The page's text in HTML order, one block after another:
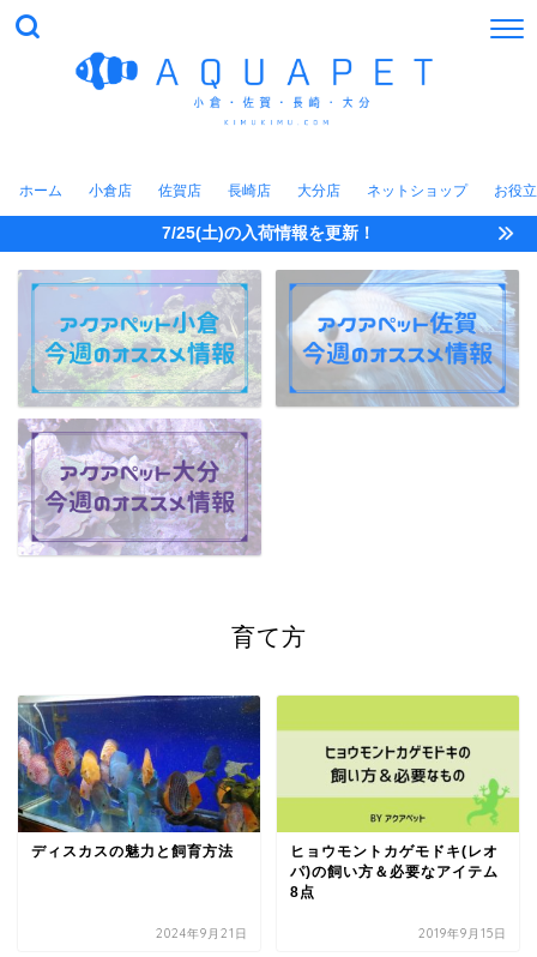
ホーム 小倉店 佐賀店 長崎店 大分店 ネットショップ お役
7/25(土)の入荷情報を更新！
育て方
ディスカスの魅力と飼育方法
2024年9月21日
ヒョウモントカゲモドキ(レオ
パ)の飼い方＆必要なアイテム
8点
2019年9月15日